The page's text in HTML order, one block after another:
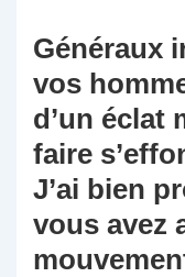
Généraux
vos
d’un éclat
faire
J’ai bien
vous avez